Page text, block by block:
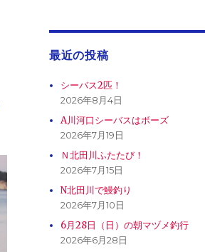
最近の投稿
シーバス2匹！
2026年8月4日
A川河口シーバスはボーズ
2026年7月19日
Ｎ北田川ふたたび！
2026年7月15日
N北田川で鰻釣り
2026年7月10日
6月28日（日）の朝マヅメ釣行
2026年6月28日